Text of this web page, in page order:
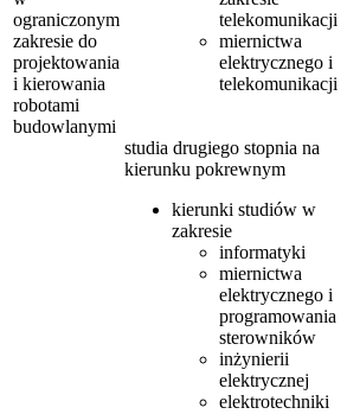
ograniczonym
zakresie do
projektowania
i kierowania
robotami
budowlanymi
telekomunikacji
miernictwa
elektrycznego i
telekomunikacji
studia drugiego stopnia na
kierunku pokrewnym
kierunki studiów w
zakresie
informatyki
miernictwa
elektrycznego i
programowania
sterowników
inżynierii
elektrycznej
elektrotechniki